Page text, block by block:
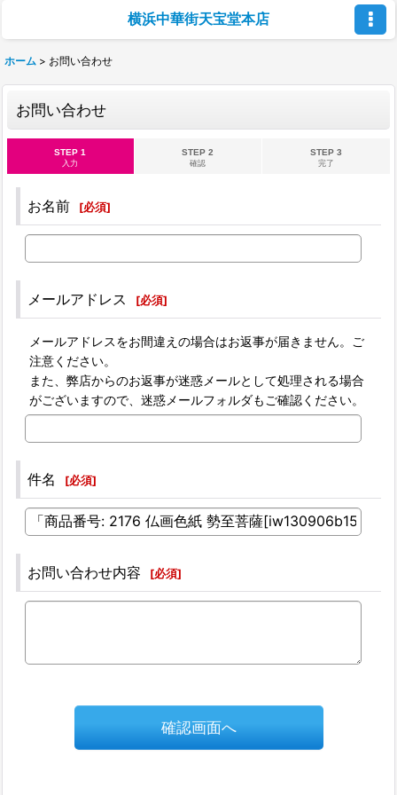
横浜中華街天宝堂本店
ホーム > お問い合わせ
お問い合わせ
STEP 1
入力
STEP 2
確認
STEP 3
完了
お名前 [必須]
メールアドレス [必須]
メールアドレスをお間違えの場合はお返事が届きません。ご
注意ください。
また、弊店からのお返事が迷惑メールとして処理される場合
がございますので、迷惑メールフォルダもご確認ください。
件名 [必須]
お問い合わせ内容 [必須]
確認画面へ